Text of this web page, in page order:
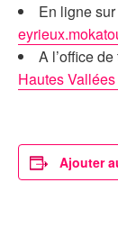
En ligne sur
A l’office
Hautes Vallées
Ajouter